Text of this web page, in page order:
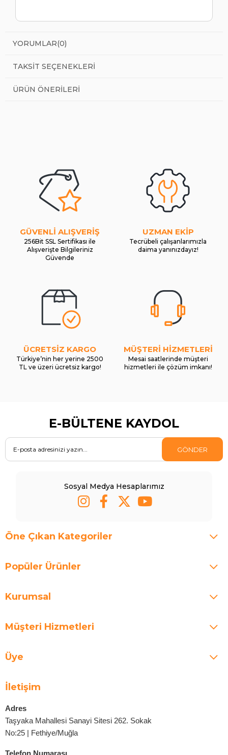
YORUMLAR(0)
TAKSIT SEÇENEKLERI
ÜRÜN ÖNERILERI
GÜVENLİ ALIŞVERİŞ
256Bit SSL Sertifikası ile
Alışverişte Bilgileriniz
Güvende
UZMAN EKİP
Tecrübeli çalışanlarımızla
daima yanınızdayız!
ÜCRETSİZ KARGO
Türkiye’nin her yerine 2500
TL ve üzeri ücretsiz kargo!
MÜŞTERİ HİZMETLERİ
Mesai saatlerinde müşteri
hizmetleri ile çözüm imkanı!
E-BÜLTENE KAYDOL
GÖNDER
Sosyal Medya Hesaplarımız
Öne Çıkan Kategoriler
Popüler Ürünler
Kurumsal
Müşteri Hizmetleri
Üye
İletişim
Adres
Taşyaka Mahallesi Sanayi Sitesi 262. Sokak
No:25 | Fethiye/Muğla